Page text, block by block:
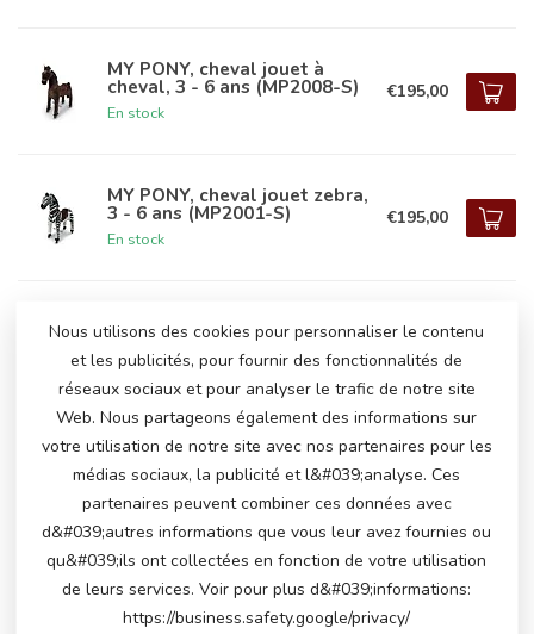
MY PONY, cheval jouet à
cheval, 3 - 6 ans (MP2008-S)
En stock
€195,00
MY PONY, cheval jouet zebra,
3 - 6 ans (MP2001-S)
En stock
€195,00
MY PONY, jouet à cheval
licorne, 3 - 6 ans (MP2022-S)
En stock
€195,00
AVEZ-VOUS DES QUESTIONS SUR CE
PRODUIT?
N'hésitez pas à contacter notre service client
via info@atoys.nlou au+31 40 282 7447. Nous
serons heureux de vous aider !
Nous utilisons des cookies pour personnaliser le contenu
et les publicités, pour fournir des fonctionnalités de
réseaux sociaux et pour analyser le trafic de notre site
Web. Nous partageons également des informations sur
votre utilisation de notre site avec nos partenaires pour les
médias sociaux, la publicité et l&#039;analyse. Ces
partenaires peuvent combiner ces données avec
d&#039;autres informations que vous leur avez fournies ou
qu&#039;ils ont collectées en fonction de votre utilisation
de leurs services. Voir pour plus d&#039;informations:
https://business.safety.google/privacy/